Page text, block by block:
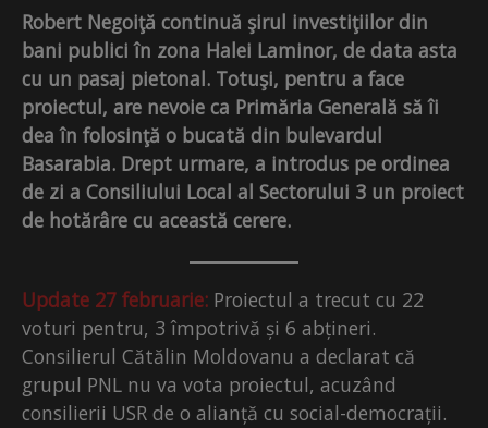
Robert Negoiţă continuă şirul investiţiilor din
bani publici în zona Halei Laminor, de data asta
cu un pasaj pietonal. Totuşi, pentru a face
proiectul, are nevoie ca Primăria Generală să îi
dea în folosinţă o bucată din bulevardul
Basarabia. Drept urmare, a introdus pe ordinea
de zi a Consiliului Local al Sectorului 3 un proiect
de hotărâre cu această cerere.
Update 27 februarie: Proiectul a trecut cu 22
voturi pentru, 3 împotrivă și 6 abțineri.
Consilierul Cătălin Moldovanu a declarat că
grupul PNL nu va vota proiectul, acuzând
consilierii USR de o alianță cu social-democrații.